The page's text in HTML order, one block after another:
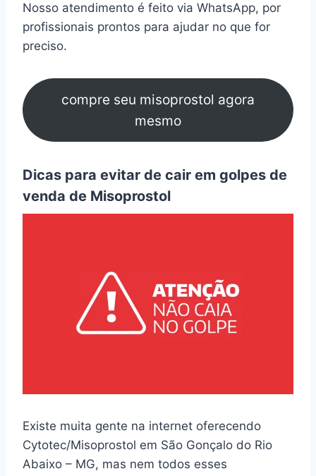
Nosso atendimento é feito via WhatsApp, por
profissionais prontos para ajudar no que for
preciso.
compre seu misoprostol agora
mesmo
Dicas para evitar de cair em golpes de
venda de Misoprostol
Existe muita gente na internet oferecendo
Cytotec/Misoprostol em São Gonçalo do Rio
Abaixo – MG, mas nem todos esses